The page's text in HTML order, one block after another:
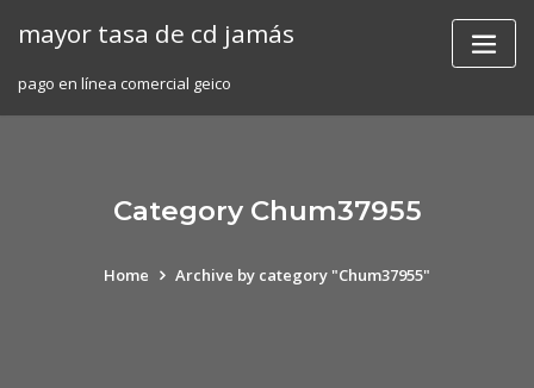
mayor tasa de cd jamás
pago en línea comercial geico
Category Chum37955
Home Archive by category "Chum37955"